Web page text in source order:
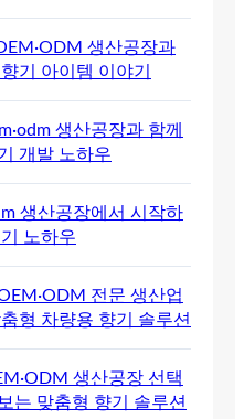
생산공장과
기 아이템 이야기
생산공장과 함께
개발 노하우
생산공장에서 시작하
노하우
전문 생산업
형 차량용 향기 솔루션
생산공장 선택
는 맞춤형 향기 솔루션